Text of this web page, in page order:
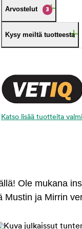
Arvostelut 3
Kysy meiltä tuotteesta
Katso lisää tuotteita
Ole mukana
ja Mirrin